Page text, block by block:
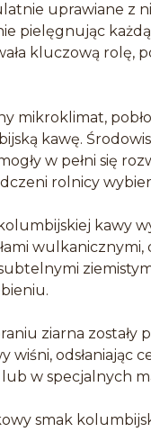
uprawiane z
pielęgnując
kluczową rolę,
mikroklimat,
kawę.
w pełni się
rolnicy
kawy
wulkanicznymi,
ziarna
wiśni, odsłaniając
lub w specjalnych
smak